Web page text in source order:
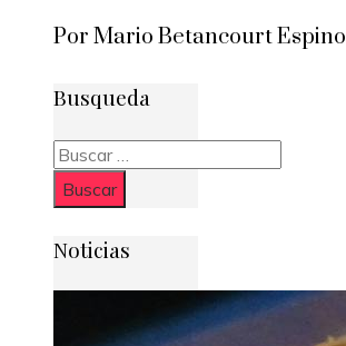
Por Mario Betancourt Espino
Busqueda
Buscar:
Noticias